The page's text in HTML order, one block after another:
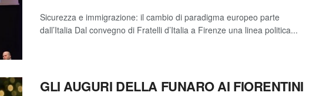
Sicurezza e immigrazione: il cambio di paradigma europeo parte
dall’Italia Dal convegno di Fratelli d’Italia a Firenze una linea politica...
GLI AUGURI DELLA FUNARO AI FIORENTINI